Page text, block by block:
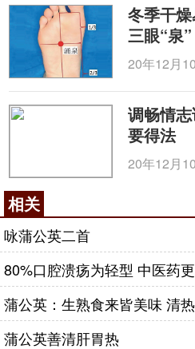
冬季干
三眼“泉”
20年12月
调畅情
要得法
20年12月
相关
咏蒲公英二首
80%口腔溃疡为轻型 中医药
蒲公英：生熟食来皆美味 清
蒲公英善清肝胃热